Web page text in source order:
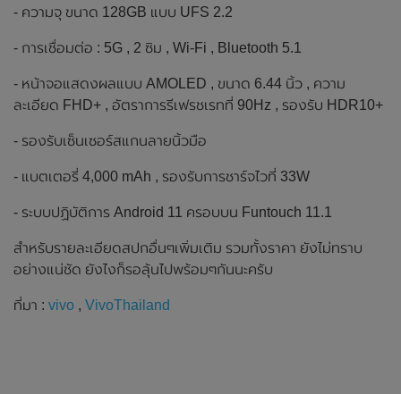
- ความจุ ขนาด 128GB แบบ UFS 2.2
- การเชื่อมต่อ : 5G , 2 ซิม , Wi-Fi , Bluetooth 5.1
- หน้าจอแสดงผลแบบ AMOLED , ขนาด 6.44 นิ้ว , ความ
ละเอียด FHD+ , อัตราการรีเฟรชเรทที่ 90Hz , รองรับ HDR10+
- รองรับเซ็นเซอร์สแกนลายนิ้วมือ
- แบตเตอรี่ 4,000 mAh , รองรับการชาร์จไวที่ 33W
- ระบบปฏิบัติการ Android 11 ครอบบน Funtouch 11.1
สำหรับรายละเอียดสปกอื่นๆเพิ่มเติม รวมทั้งราคา ยังไม่ทราบ
อย่างแน่ชัด ยังไงก็รอลุ้นไปพร้อมๆกันนะครับ
ที่มา : vivo , VivoThailand